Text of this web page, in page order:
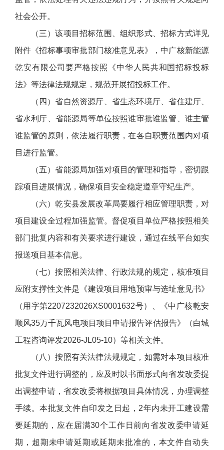
社会公开。
（三）该项目招标范围、组织形式、招标方式详见
附件《招标事项审批部门核准意见表》，中广核新能源
乾安有限公司要严格按照《中华人民共和国招标投标
法》等法律法规规定，规范开展招投标工作。
（四）省自然资源厅、省生态环境厅、省住建厅、
省水利厅、省能源局等单位按照谁审批谁监管、谁主管
谁监管的原则，依法履行职责，在各自职责范围内对项
目进行监管。
（五）省能源局加强对项目的管理和指导，密切跟
踪项目进展情况，确保项目安全稳定遵章守纪生产。
（六）乾安县发展改革局要履行相应管理职责，对
项目建设全过程加强监管。督促项目单位严格按照相关
部门批复内容和有关要求进行建设，通过在线平台如实
报送项目基本信息。
（七）按照相关法律、行政法规的规定，核准项目
应附支撑性文件是《建设项目用地预审与选址意见书》
（用字第2207232026XS0001632号）、《中广核乾安
顺风35万千瓦风电项目项目申请报告评估报告》（白城
工程咨询评发2026-JL05-10）等相关文件。
（八）按照有关法律法规规定，如需对本项目核准
批复文件进行调整的，应及时以书面形式向省发改委提
出调整申请，省发改委将根据项目具体情况，办理调整
手续。本批复文件自印发之日起，2年内未开工建设需
要延期的，应在届满30个工作日前向省发改委申请延
期，超期未申请延期或延期未批准的，本文件自动失